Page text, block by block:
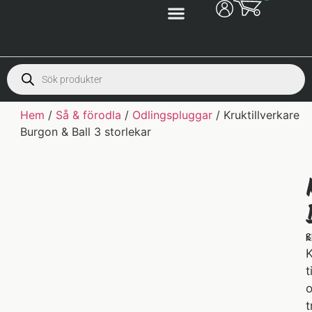
Hem / Så & förodla / Odlingspluggar / Kruktillverkare
Burgon & Ball 3 storlekar